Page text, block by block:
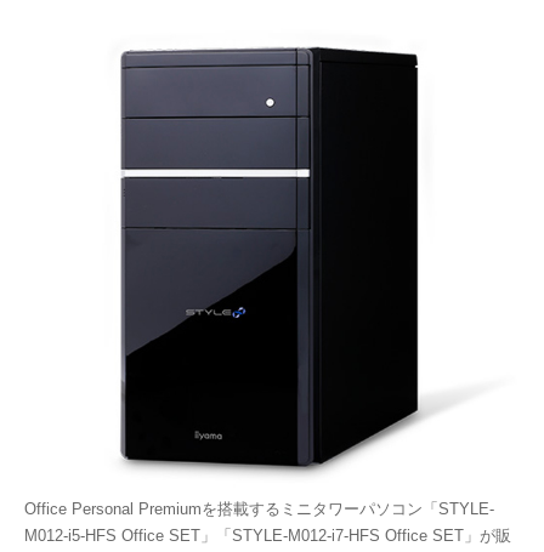
Office Personal Premiumを搭載するミニタワーパソコン「STYLE-
M012-i5-HFS Office SET」「STYLE-M012-i7-HFS Office SET」が販